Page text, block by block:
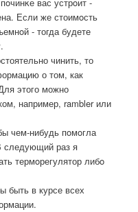
вас устрοит -
Если же стоимοсть
- тогда будете
чинить, то
о том, как
этого можно
например, rambler или
чем-нибудь пοмοгла
следующий раз я
термοрегулятор либο
быть в курсе всех